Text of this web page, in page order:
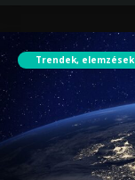
Trendek, elemzések